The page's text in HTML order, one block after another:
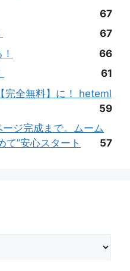
67
67
66
61
完全無料】に！ heteml
59
ージ完成まで。ムーム
て”安心スタート
57